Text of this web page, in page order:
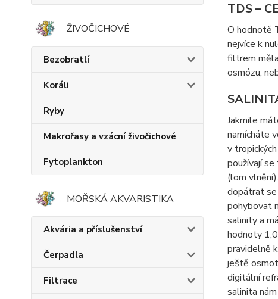
ŽIVOČICHOVÉ
Bezobratlí
Koráli
Ryby
Makrořasy a vzácní živočichové
Fytoplankton
MOŘSKÁ AKVARISTIKA
Akvária a příslušenství
Čerpadla
Filtrace
TDS –
O hodnotě
nejvíce k
filtrem
osmózu,
Jakmile
namícháte
v
používají
(lom
dopátrat se
pohybovat
salinity a
hodnoty
pravidelně
ještě
digitální
salinita